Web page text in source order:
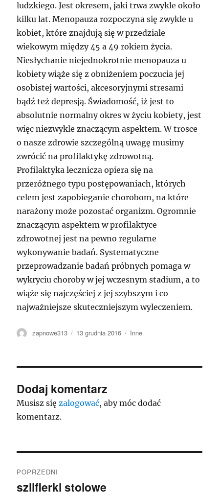
ludzkiego. Jest okresem, jaki trwa zwykle około
kilku lat. Menopauza rozpoczyna się zwykle u
kobiet, które znajdują się w przedziale
wiekowym między 45 a 49 rokiem życia.
Niesłychanie niejednokrotnie menopauza u
kobiety wiąże się z obniżeniem poczucia jej
osobistej wartości, akcesoryjnymi stresami
bądź też depresją. Świadomość, iż jest to
absolutnie normalny okres w życiu kobiety, jest
więc niezwykle znaczącym aspektem. W trosce
o nasze zdrowie szczególną uwagę musimy
zwrócić na profilaktykę zdrowotną.
Profilaktyka lecznicza opiera się na
przeróżnego typu postępowaniach, których
celem jest zapobieganie chorobom, na które
narażony może pozostać organizm. Ogromnie
znaczącym aspektem w profilaktyce
zdrowotnej jest na pewno regularne
wykonywanie badań. Systematyczne
przeprowadzanie badań próbnych pomaga w
wykryciu choroby w jej wczesnym stadium, a to
wiąże się najczęściej z jej szybszym i co
najważniejsze skuteczniejszym wyleczeniem.
Autor
zapnowe313
Data
13 grudnia 2016 Kategorie
Inne
Dodaj komentarz
Musisz sięzalogować, aby móc dodać
komentarz.
wpisu
POPRZEDNI
Poprzedni
szlifierki stolowe